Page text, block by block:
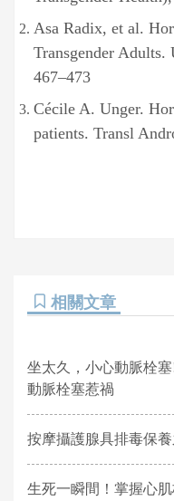
Asa Radix, et al.
Transgender
467–473
Cécile A. Unger.
patients. Transl
相關文章
坐太久，小心動脈栓
動脈栓塞惹禍
按摩攝護腺具排毒保
生死一瞬間！掌握心